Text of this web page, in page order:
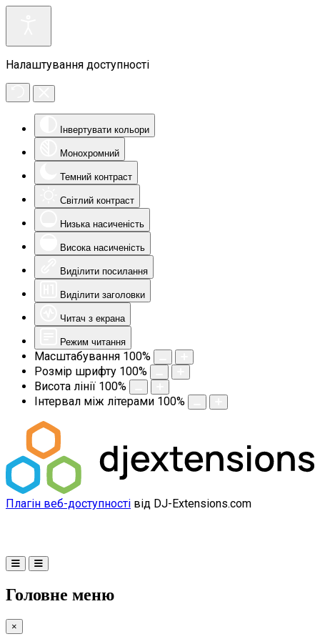
Налаштування доступності
Інвертувати кольори
Монохромний
Темний контраст
Світлий контраст
Низька насиченість
Висока насиченість
Виділити посилання
Виділити заголовки
Читач з екрана
Режим читання
Масштабування 100%
Розмір шрифту 100%
Висота лінії 100%
Інтервал між літерами 100%
Плагін веб-доступності від DJ-Extensions.com
Головне меню
×